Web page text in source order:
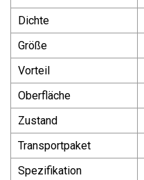
Dichte
Größe
Vorteil
Oberfläche
Zustand
Transportpaket
Spezifikation